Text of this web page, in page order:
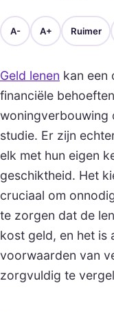
A- A+ Ruimer
Geld lenen kan een
financiële
woningverbouwing
studie. Er zijn
elk met hun eigen
geschiktheid. Het
cruciaal om
te zorgen dat de
kost geld, en het is
voorwaarden van
zorgvuldig te